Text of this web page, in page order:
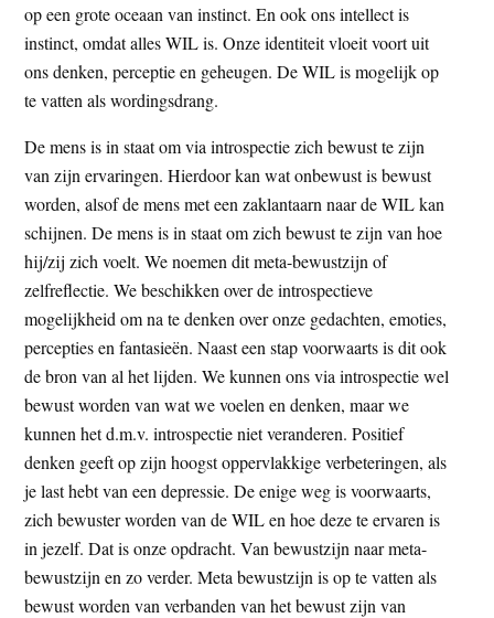
op een grote oceaan van instinct. En ook ons intellect is
instinct, omdat alles WIL is. Onze identiteit vloeit voort uit
ons denken, perceptie en geheugen. De WIL is mogelijk op
te vatten als wordingsdrang.
De mens is in staat om via introspectie zich bewust te zijn
van zijn ervaringen. Hierdoor kan wat onbewust is bewust
worden, alsof de mens met een zaklantaarn naar de WIL kan
schijnen. De mens is in staat om zich bewust te zijn van hoe
hij/zij zich voelt. We noemen dit meta-bewustzijn of
zelfreflectie. We beschikken over de introspectieve
mogelijkheid om na te denken over onze gedachten, emoties,
percepties en fantasieën. Naast een stap voorwaarts is dit ook
de bron van al het lijden. We kunnen ons via introspectie wel
bewust worden van wat we voelen en denken, maar we
kunnen het d.m.v. introspectie niet veranderen. Positief
denken geeft op zijn hoogst oppervlakkige verbeteringen, als
je last hebt van een depressie. De enige weg is voorwaarts,
zich bewuster worden van de WIL en hoe deze te ervaren is
in jezelf. Dat is onze opdracht. Van bewustzijn naar meta-
bewustzijn en zo verder. Meta bewustzijn is op te vatten als
bewust worden van verbanden van het bewust zijn van